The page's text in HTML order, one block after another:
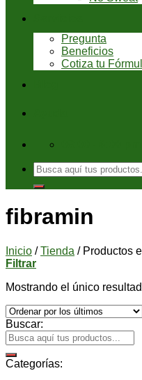
Pregunta
Beneficios
Cotiza tu
Buscar
por:
fibramin
Inicio / Tienda /Productos
Filtrar
Mostrando el único
Buscar:
Categorías: